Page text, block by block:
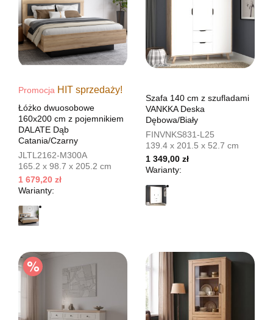
Promocja HIT sprzedaży!
Łóżko dwuosobowe
160x200 cm z pojemnikiem
DALATE Dąb
Catania/Czarny
JLTL2162-M300A
165.2 x 98.7 x 205.2 cm
1 679,20 zł
Warianty:
Szafa 140 cm z szufladami
VANKKA Deska
Dębowa/Biały
FINVNKS831-L25
139.4 x 201.5 x 52.7 cm
1 349,00 zł
Warianty: